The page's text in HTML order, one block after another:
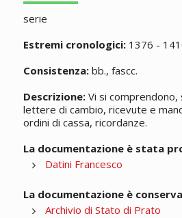
serie
Estremi cronologici:1376 -
Consistenza:bb., fascc.
Descrizione:Vi si comprendono,
lettere di cambio, ricevute e
ordini di cassa, ricordanze.
La documentazione è stata
Datini Francesco
La documentazione è
Archivio di Stato di Prato